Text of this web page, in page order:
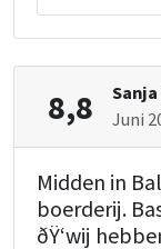
8,8
Sanja
Juni
Midden in
boerderij.
ðŸ‘wij